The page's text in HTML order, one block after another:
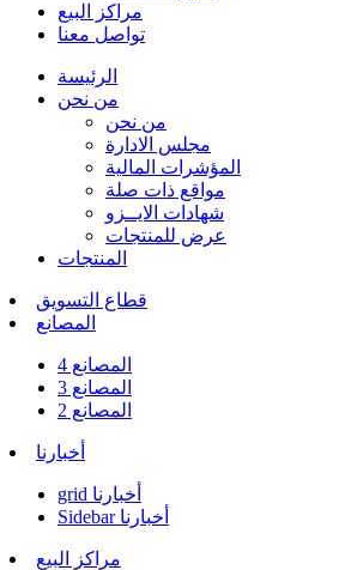
مراكز البيع
تواصل معنا
الرئيسة
من نحن
من نحن
مجلس الادارة
المؤشرات المالية
مواقع ذات صلة
شهادات الايــزو
عرض للمنتجات
المنتجات
قطاع التسويق
المصانع
المصانع 4
المصانع 3
المصانع 2
أخبارنا
grid أخبارنا
Sidebar أخبارنا
مراكز البيع